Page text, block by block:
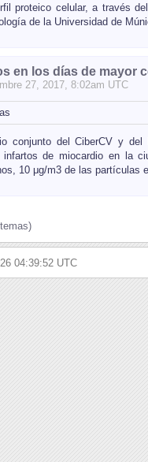
proteico celular, a través
de la Universidad de
en los días de mayor
27 , 2017, 8:02am UTC
conjunto del CiberCV y
infartos de miocardio en la
10 μg/m3 de las partículas
04:39:52 UTC